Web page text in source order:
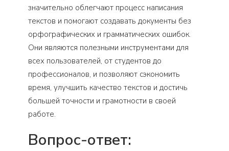
значительно облегчают процесс написания
текстов и помогают создавать документы без
орфографических и грамматических ошибок.
Они являются полезными инструментами для
всех пользователей, от студентов до
профессионалов, и позволяют сэкономить
время, улучшить качество текстов и достичь
большей точности и грамотности в своей
работе.
Вопрос-ответ: